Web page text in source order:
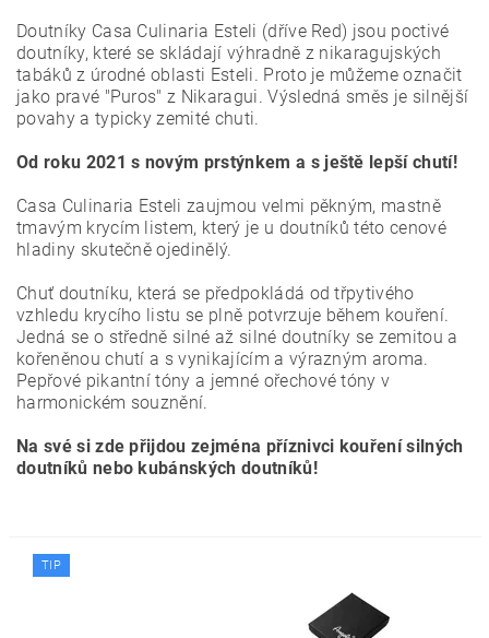
Doutníky Casa Culinaria Esteli (dříve Red) jsou poctivé
doutníky, které se skládají výhradně z nikaragujských
tabáků z úrodné oblasti Esteli. Proto je můžeme označit
jako pravé "Puros" z Nikaragui. Výsledná směs je silnější
povahy a typicky zemité chuti.
Od roku 2021 s novým prstýnkem a s ještě lepší chutí!
Casa Culinaria Esteli zaujmou velmi pěkným, mastně
tmavým krycím listem, který je u doutníků této cenové
hladiny skutečně ojedinělý.
Chuť doutníku, která se předpokládá od třpytivého
vzhledu krycího listu se plně potvrzuje během kouření.
Jedná se o středně silné až silné doutníky se zemitou a
kořeněnou chutí a s vynikajícím a výrazným aroma.
Pepřové pikantní tóny a jemné ořechové tóny v
harmonickém souznění.
Na své si zde přijdou zejména příznivci kouření silných
doutníků nebo kubánských doutníků!
TIP